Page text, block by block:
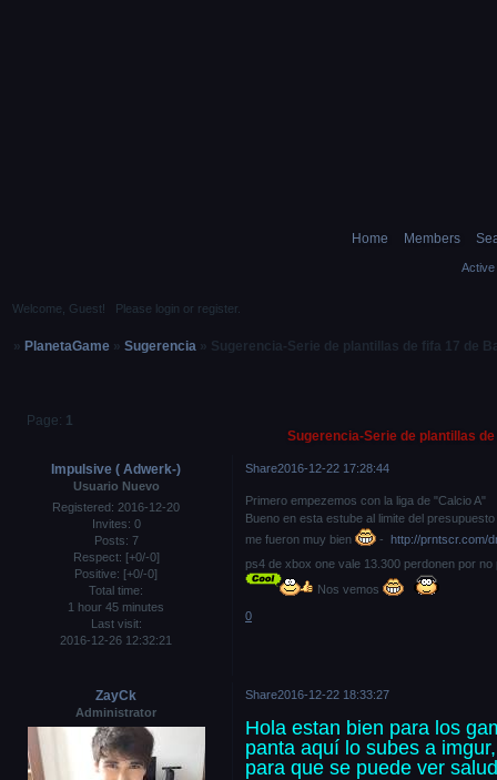
Home Members
Active
Welcome, Guest! Please login or register.
» PlanetaGame »Sugerencia » Sugerencia-Serie de plantillas de fifa 17 de
Sugerencia-Serie de plantillas
Page: 1
Share2016-12-22 17:28:44
Impulsive ( Adwerk-)
Usuario Nuevo
Registered : 2016-12-20
Invites: 0
Posts: 7
Respect: [+0/-0]
Positive: [+0/-0]
Total time:
1 hour 45 minutes
Last visit:
2016-12-26 12:32:21
Primero empezemos con la liga de "Calcio A"
Bueno en esta estube al limite del
me fueron muy bien
- http://prntscr.com/
ps4 de xbox one vale 13.300 perdonen por
Nos vemos
0
Share2016-12-22 18:33:27
ZayCk
Administrator
Hola estan bien para los
panta aquí lo subes a
para que se puede ver